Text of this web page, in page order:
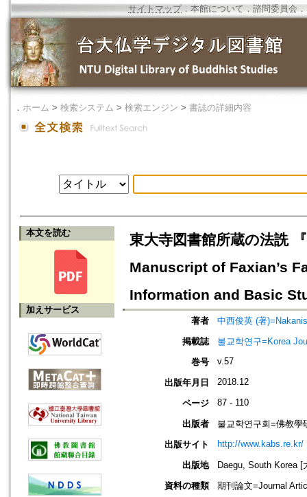
サイトマップ．本館について ． 諮問委員会 ．
． ホーム > 検索システム > 検索エンジン > 書誌の詳細内容
本文を読む
加えサービス
東大寺図書館所蔵の法詵
Manuscript of Faxian’s
Information and Basic
著者
中西俊英 (著
掲載誌
불교학연구=Korea
巻号
v.57
出版年月日 2018.12
ページ 87 - 110
出版者
불교학연구회=佛教學
出版サイト
http://www.kabs.re.kr/
出版地
Daegu, South Korea [
資料の種類
期刊論文=Journal